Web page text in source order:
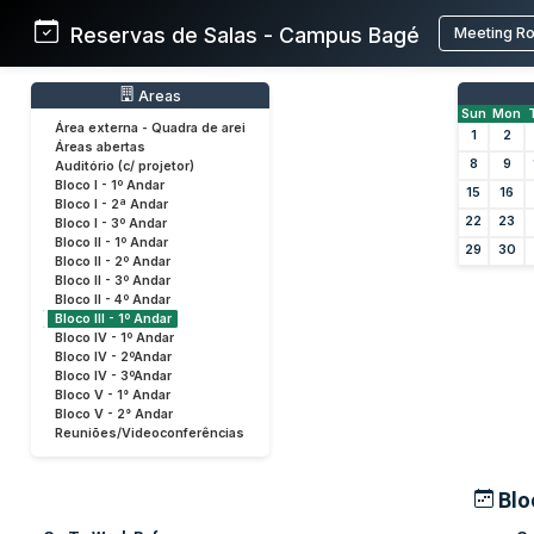
Reservas de Salas - Campus Bagé Meeting
Areas
Área externa - Quadra de arei
Áreas abertas
Auditório (c/ projetor)
Bloco I - 1º Andar
Bloco I - 2ª Andar
Bloco I - 3º Andar
Bloco II - 1º Andar
Bloco II - 2º Andar
Bloco II - 3º Andar
Bloco II - 4º Andar
Bloco III - 1º Andar
Bloco IV - 1º Andar
Bloco IV - 2ºAndar
Bloco IV - 3ºAndar
Bloco V - 1° Andar
Bloco V - 2° Andar
Reuniões/Videoconferências
Sun Mon
1
2
8
9
15
16
22
23
29
30